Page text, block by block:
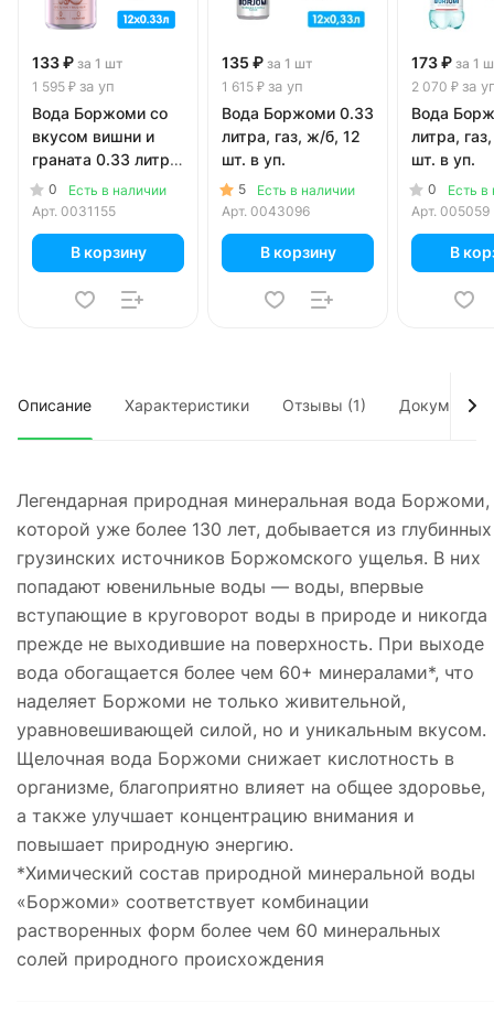
133 ₽ за 1 шт
1 595 ₽ за уп
Вода Боржоми со
вкусом вишни и
граната 0.33 литра,
газ, ж/б, 12 шт. в
уп.
0
Есть в наличии
Арт. 0031155
В корзину
135 ₽ за 1 шт
1 615 ₽ за уп
Вода Боржоми 0.33
литра, газ, ж/б, 12
шт. в уп.
5
Есть в наличии
Арт. 0043096
В корзину
173 ₽ за 1
2 070 ₽ за
Вода
литра,
шт. в уп.
0
Есть в
Арт. 005059
В
Описание Характеристики Отзывы (1) Документы
Легендарная природная минеральная вода Боржоми,
которой уже более 130 лет, добывается из глубинных
грузинских источников Боржомского ущелья. В них
попадают ювенильные воды — воды, впервые
вступающие в круговорот воды в природе и никогда
прежде не выходившие на поверхность. При выходе
вода обогащается более чем 60+ минералами*, что
наделяет Боржоми не только живительной,
уравновешивающей силой, но и уникальным вкусом.
Щелочная вода Боржоми снижает кислотность в
организме, благоприятно влияет на общее здоровье,
а также улучшает концентрацию внимания и
повышает природную энергию.
*Химический состав природной минеральной воды
«Боржоми» соответствует комбинации
растворенных форм более чем 60 минеральных
солей природного происхождения